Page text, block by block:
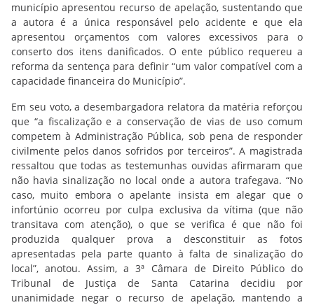
município apresentou recurso de apelação, sustentando que
a autora é a única responsável pelo acidente e que ela
apresentou orçamentos com valores excessivos para o
conserto dos itens danificados. O ente público requereu a
reforma da sentença para definir “um valor compatível com a
capacidade financeira do Município”.
Em seu voto, a desembargadora relatora da matéria reforçou
que “a fiscalização e a conservação de vias de uso comum
competem à Administração Pública, sob pena de responder
civilmente pelos danos sofridos por terceiros”. A magistrada
ressaltou que todas as testemunhas ouvidas afirmaram que
não havia sinalização no local onde a autora trafegava. “No
caso, muito embora o apelante insista em alegar que o
infortúnio ocorreu por culpa exclusiva da vítima (que não
transitava com atenção), o que se verifica é que não foi
produzida qualquer prova a desconstituir as fotos
apresentadas pela parte quanto à falta de sinalização do
local”, anotou. Assim, a 3ª Câmara de Direito Público do
Tribunal de Justiça de Santa Catarina decidiu por
unanimidade negar o recurso de apelação, mantendo a